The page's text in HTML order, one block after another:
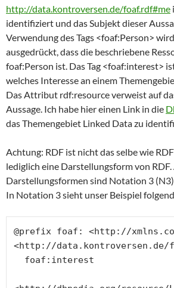
http://data.kontroversen.de/foaf.rdf#me
identifiziert und das Subjekt dieser
Verwendung des Tags <foaf:Person>
ausgedrückt, dass die beschriebene
foaf:Person ist. Das Tag <foaf:interest>
welches Interesse an einem
Das Attribut rdf:resource verweist auf
Aussage. Ich habe hier einen Link in die
das Themengebiet Linked Data zu
Achtung: RDF ist nicht das selbe wie
lediglich eine Darstellungsform von
Darstellungsformen sind Notation 3
In Notation 3 sieht unser Beispiel
@prefix foaf: <http://
<http://data.kontroversen.de/